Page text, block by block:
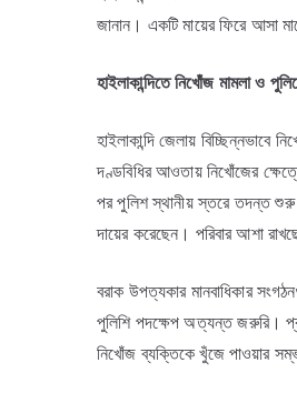
জানান। একটি মায়ের ফিরে আসা
হাইলাকান্দিতেনিখোঁজমামলাও
হাইলাকান্দি জেলায়
দণ্ডবিধির আওতায় নিখোঁজের
পর পুলিশ স্থানীয় স্তরে তদন্ত
দায়ের করেছেন। পরিবার আশা
বরাক উপত্যকার মানবাধিকার
পুলিশি পদক্ষেপ অত্যন্ত জরুরি।
নিখোঁজ ব্যক্তিকে খুঁজে পাওয়ার